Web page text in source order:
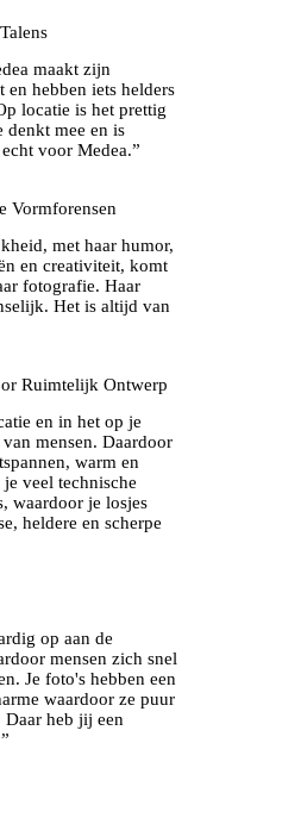
maakt zijn
hebben iets helders
locatie is het prettig
denkt mee en is
voor Medea.”
Vormforensen
met haar humor,
en creativiteit, komt
fotografie. Haar
Het is altijd van
Ruimtelijk Ontwerp
en in het op je
mensen. Daardoor
warm en
veel technische
waardoor je losjes
heldere en scherpe
op aan de
mensen zich snel
Je foto's hebben een
waardoor ze puur
Daar heb jij een
”